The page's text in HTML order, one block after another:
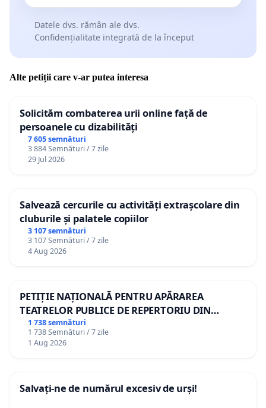
Datele dvs. rămân ale dvs.
Confidențialitate integrată de la început
Alte petiții care v-ar putea interesa
Solicităm combaterea urii online față de
persoanele cu dizabilități
7 605 semnături
3 884 Semnături / 7 zile
29 Jul 2026
Salvează cercurile cu activități extrașcolare din
cluburile și palatele copiilor
3 107 semnături
3 107 Semnături / 7 zile
4 Aug 2026
PETIȚIE NAȚIONALĂ PENTRU APĂRAREA
TEATRELOR PUBLICE DE REPERTORIU DIN
ROMÂNIA
1 738 semnături
1 738 Semnături / 7 zile
1 Aug 2026
Salvați-ne de numărul excesiv de urși!